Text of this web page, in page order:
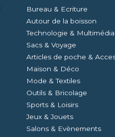
Bureau & Ecriture
Autour de la boisson
Technologie & Multimédia
Sacs & Voyage
Articles de poche &
Maison & Déco
Mode & Textiles
Outils & Bricolage
Sports & Loisirs
Jeux & Jouets
Salons & Evènements